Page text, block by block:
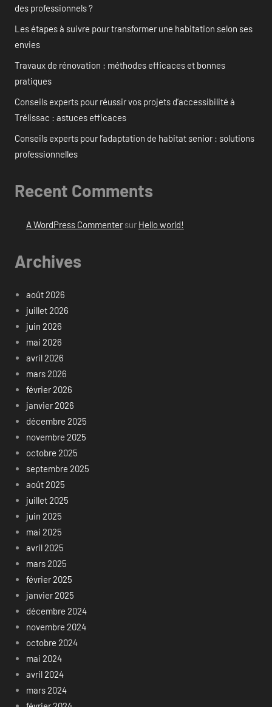
des professionnels ?
Les étapes à suivre pour transformer une habitation selon ses
envies
Travaux de rénovation : méthodes efficaces et bonnes
pratiques
Conseils experts pour réussir vos projets d’accessibilité à
Trélissac : astuces efficaces
Conseils experts pour l’adaptation de habitat senior : solutions
professionnelles
Recent Comments
A WordPress Commentersur Hello world!
Archives
août 2026
juillet 2026
juin 2026
mai 2026
avril 2026
mars 2026
février 2026
janvier 2026
décembre 2025
novembre 2025
octobre 2025
septembre 2025
août 2025
juillet 2025
juin 2025
mai 2025
avril 2025
mars 2025
février 2025
janvier 2025
décembre 2024
novembre 2024
octobre 2024
mai 2024
avril 2024
mars 2024